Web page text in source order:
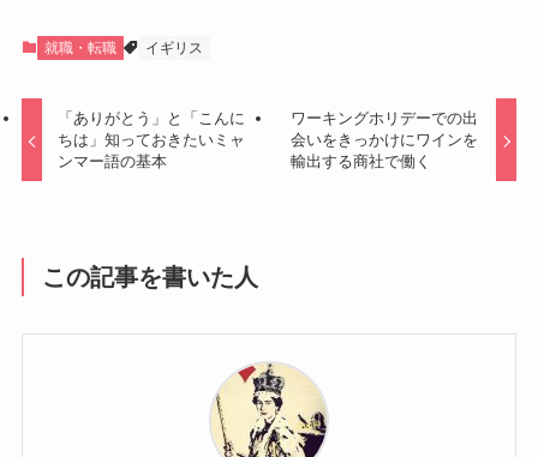
就職・転職 イギリス
「ありがとう」と「こんに
ちは」知っておきたいミャ
ンマー語の基本
ワーキングホリデーでの出
会いをきっかけにワインを
輸出する商社で働く
この記事を書いた人